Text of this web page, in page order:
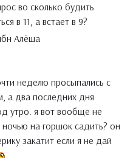
во сколько будить
в 11, а встает в 9?
Алёша
неделю просыпались с
а два последних дня
утро. я вот вообще не
на горшок садить? он
закатит если я не дай